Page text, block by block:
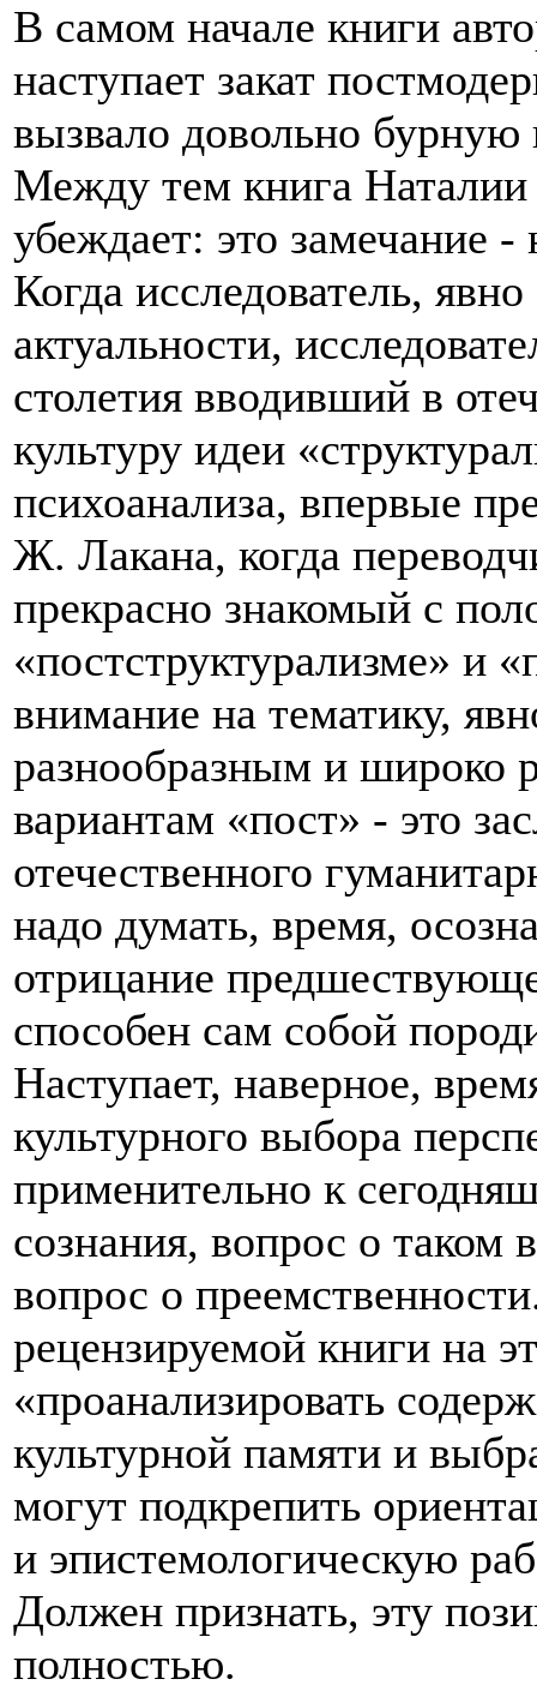
В самом начале книги
наступает закат
вызвало довольно
Между тем книга
убеждает: это замечание
Когда исследователь,
актуальности,
столетия вводивший в
культуру идеи
психоанализа, впервые
Ж. Лакана, когда
прекрасно знакомый с
«постструктурализме» и
внимание на тематику,
разнообразным и широко
вариантам «пост» - это
отечественного
надо думать, время,
отрицание
способен сам собой
Наступает, наверное,
культурного выбора
применительно к
сознания, вопрос о таком
вопрос о
рецензируемой книги на
«проанализировать
культурной памяти и
могут подкрепить
и эпистемологическую
Должен признать, эту
полностью.